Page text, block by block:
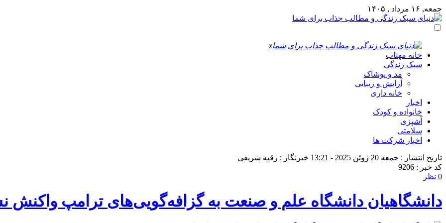
جمعه, ۱۶ مرداد , ۱۴۰۵
x
خانه مهتاب
سبک زندگی
مد و پوشاک
آرایش و زیبایی
خانه داری
اخبار
خانواده و کودک
آشپزی
سلامتی
اخبار شرکت ها
تاریخ انتشار : جمعه 20 ژوئن 2025 - 13:21
خبرنگار : رقیه شریفی
کد خبر : 9206
0 نظر
دانشگاهیان دانشگاه علم و صنعت به گزافه‌گویی‌های ترامپ واکنش